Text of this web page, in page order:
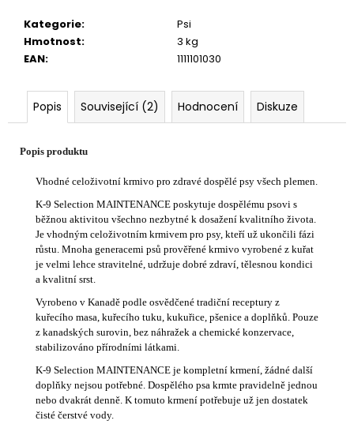
Kategorie:
Psi
Hmotnost:
3 kg
EAN: 1111101030
Popis Související (2) Hodnocení Diskuze
Popis produktu
Vhodné celoživotní krmivo pro zdravé dospělé psy všech plemen.
K-9 Selection MAINTENANCE poskytuje dospělému psovi s
běžnou aktivitou všechno nezbytné k dosažení kvalitního života.
Je vhodným celoživotním krmivem pro psy, kteří už ukončili fázi
růstu. Mnoha generacemi psů prověřené krmivo vyrobené z kuřat
je velmi lehce stravitelné, udržuje dobré zdraví, tělesnou kondici
a kvalitní srst.
Vyrobeno v Kanadě podle osvědčené tradiční receptury z
kuřecího masa, kuřecího tuku, kukuřice, pšenice a doplňků. Pouze
z kanadských surovin, bez náhražek a chemické konzervace,
stabilizováno přírodními látkami.
K-9 Selection MAINTENANCE je kompletní krmení, žádné další
doplňky nejsou potřebné. Dospělého psa krmte pravidelně jednou
nebo dvakrát denně. K tomuto krmení potřebuje už jen dostatek
čisté čerstvé vody.